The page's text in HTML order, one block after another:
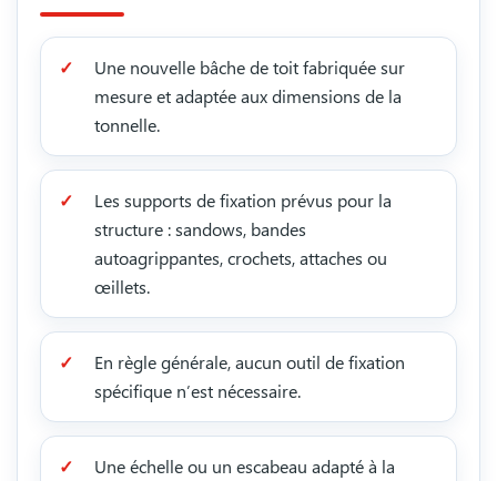
Une nouvelle bâche de toit fabriquée sur
mesure et adaptée aux dimensions de la
tonnelle.
Les supports de fixation prévus pour la
structure : sandows, bandes
autoagrippantes, crochets, attaches ou
œillets.
En règle générale, aucun outil de fixation
spécifique n’est nécessaire.
Une échelle ou un escabeau adapté à la